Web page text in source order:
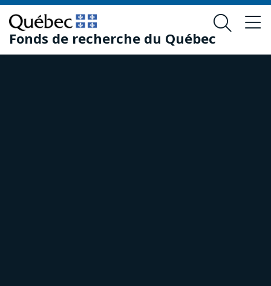
Passer
au
contenu
principal
Passer
au
pied
de
Fonds de recherche du Québec